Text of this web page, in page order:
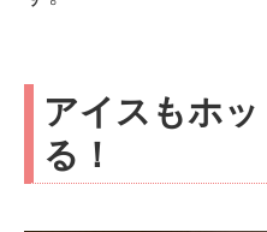
アイスもホ
る！